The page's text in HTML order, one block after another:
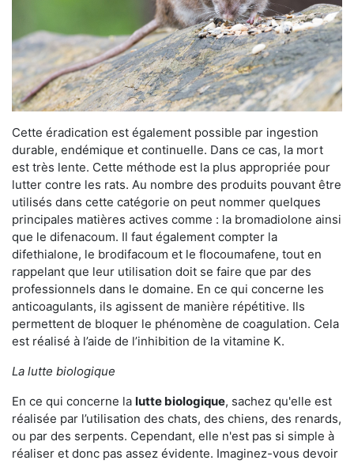
Cette éradication est également possible par ingestion
durable, endémique et continuelle. Dans ce cas, la mort
est très lente. Cette méthode est la plus appropriée pour
lutter contre les rats. Au nombre des produits pouvant être
utilisés dans cette catégorie on peut nommer quelques
principales matières actives comme : la bromadiolone ainsi
que le difenacoum. Il faut également compter la
difethialone, le brodifacoum et le flocoumafene, tout en
rappelant que leur utilisation doit se faire que par des
professionnels dans le domaine. En ce qui concerne les
anticoagulants, ils agissent de manière répétitive. Ils
permettent de bloquer le phénomène de coagulation. Cela
est réalisé à l’aide de l’inhibition de la vitamine K.
La lutte biologique
En ce qui concerne la lutte biologique, sachez qu'elle est
réalisée par l’utilisation des chats, des chiens, des renards,
ou par des serpents. Cependant, elle n'est pas si simple à
réaliser et donc pas assez évidente. Imaginez-vous devoir